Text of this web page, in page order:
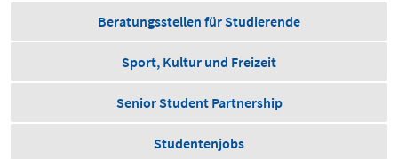
Beratungsstellen für Studierende
Sport, Kultur und Freizeit
Senior Student Partnership
Studentenjobs